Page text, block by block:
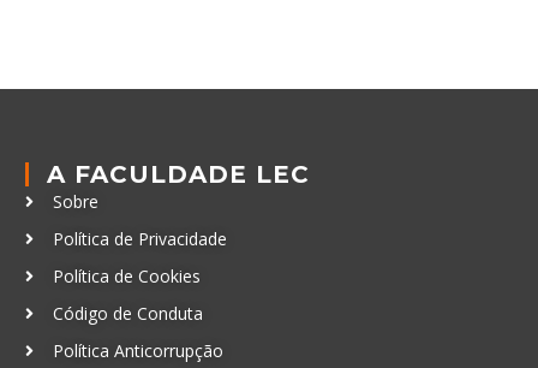
A FACULDADE LEC
Sobre
Política de Privacidade
Política de Cookies
Código de Conduta
Política Anticorrupção